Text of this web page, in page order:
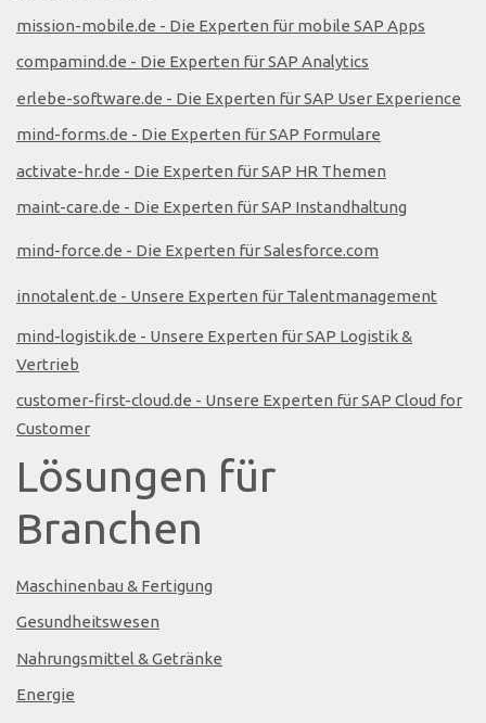
mission-mobile.de - Die Experten für mobile SAP Apps
compamind.de - Die Experten für SAP Analytics
erlebe-software.de - Die Experten für SAP User Experience
mind-forms.de - Die Experten für SAP Formulare
activate-hr.de - Die Experten für SAP HR Themen
maint-care.de - Die Experten für SAP Instandhaltung
mind-force.de - Die Experten für Salesforce.com
innotalent.de - Unsere Experten für Talentmanagement
mind-logistik.de - Unsere Experten für SAP Logistik &
Vertrieb
customer-first-cloud.de - Unsere Experten für SAP Cloud for
Customer
Lösungen für
Branchen
Maschinenbau & Fertigung
Gesundheitswesen
Nahrungsmittel & Getränke
Energie